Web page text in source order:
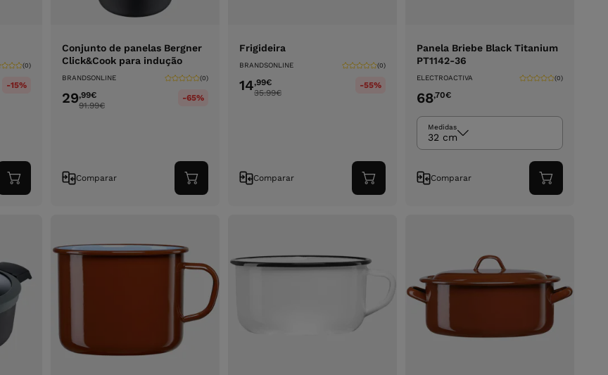
(0)
-15%
Adicionar
ao
Conjunto de panelas Bergner
Click&Cook para indução
BRANDSONLINE (0)
29,99€
91.99€
-65%
Comparar
Adicionar
ao
Frigideira
BRANDSONLINE (0)
14,99€
35.99€
-55%
Comparar
Adicionar
ao
Panela Briebe Black Titanium
PT1142-36
ELECTROACTIVA (0)
68,70€
Medidas
32 cm
Comparar
Adicionar
ao